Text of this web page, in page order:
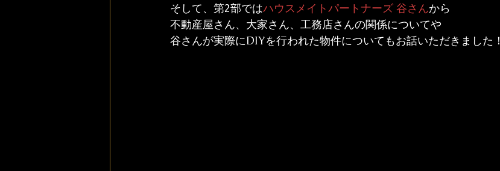
そして、第2部ではハウスメイトパートナーズ 谷さんから
不動産屋さん、大家さん、工務店さんの関係についてや
谷さんが実際にDIYを行われた物件についてもお話いただきました！